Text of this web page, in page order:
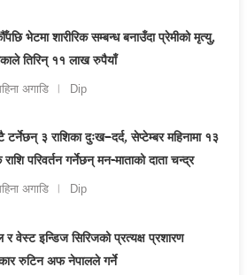
भेटमा शारीरिक सम्बन्ध बनाउँदा प्रेमीको मृत्यु,
तिरिन् ११ लाख रुपैयाँ
अगाडि Dip
टर्नेछन् ३ राशिका दुःख–दर्द, सेप्टेम्बर महिनामा १३
परिवर्तन गर्नेछन् मन-माताको दाता चन्द्र
अगाडि Dip
र वेस्ट इन्डिज सिरिजको प्रत्यक्ष प्रशारण
रुटिन अफ नेपालले गर्ने